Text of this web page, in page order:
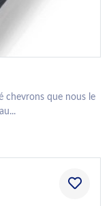
chevrons que nous le